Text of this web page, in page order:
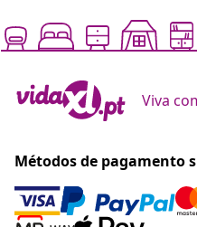
Viva
Métodos de pagamento